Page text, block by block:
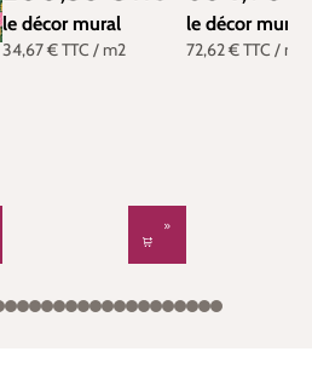
34,67 €TTC / m2
le décor mural
INI-
72,62 €TTC / m2
le décor mural